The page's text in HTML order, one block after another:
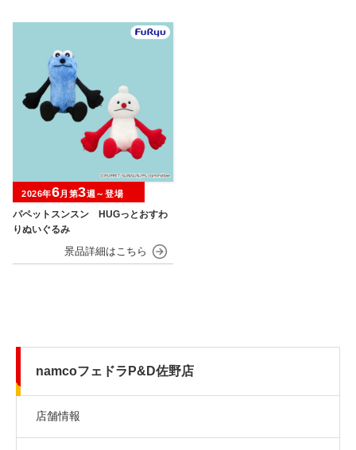
パペットスンスン HUGっとおすわ
りぬいぐるみ
2026年6月第3週～登場
namcoフェドラP&D佐野店
店舗情報